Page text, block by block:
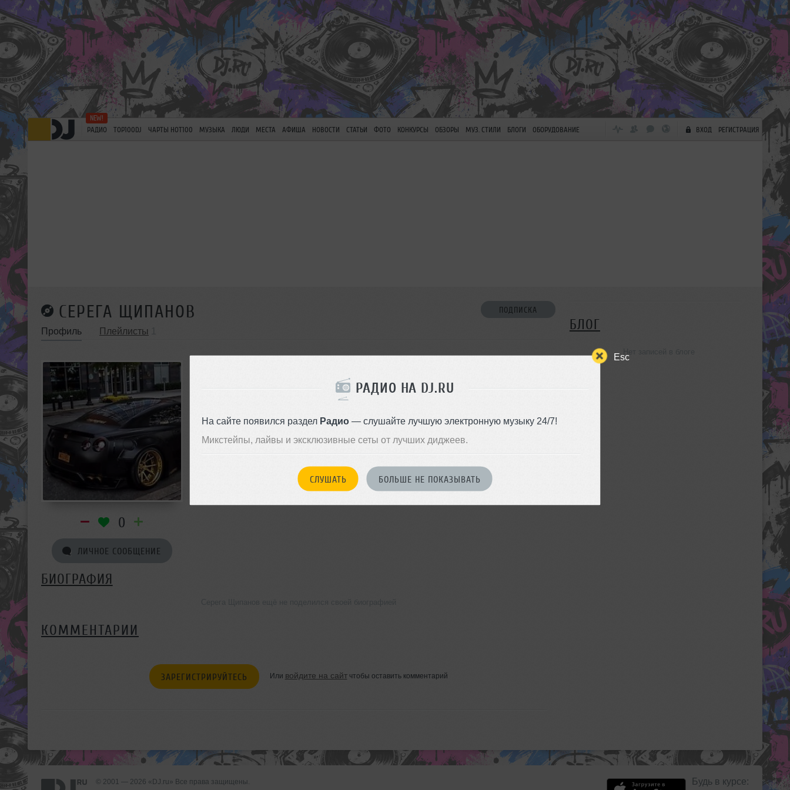
Esc
РАДИО НА DJ.RU
На сайте появился раздел Радио— слушайте лучшую электронную музыку 24/7!
Микстейпы, лайвы и эксклюзивные сеты от лучших диджеев.
СЛУШАТЬ БОЛЬШЕ НЕ ПОКАЗЫВАТЬ
РАДИО TOP100DJ ЧАРТЫ HOT100 МУЗЫКА ЛЮДИ МЕСТА АФИША НОВОСТИ СТАТЬИ ФОТО КОНКУРСЫ ОБЗОРЫ МУЗ. СТИЛИ БЛОГИ ОБОРУДОВАНИЕ ВХОД РЕГИСТРАЦИЯ
СЕРЕГА ЩИПАНОВ ПОДПИСКА
Профиль Плейлисты
0
ЛИЧНОЕ СООБЩЕНИЕ
ДОБАВИТЬ В ДРУЗЬЯ
БИОГРАФИЯ
КОММЕНТАРИИ
ЗАРЕГИСТРИРУЙТЕСЬ Или войдите на сайтчтобы оставить комментарий
БЛОГ
© 2001 — 2026 «DJ.ru» Все права защищены.
Будь в курсе: